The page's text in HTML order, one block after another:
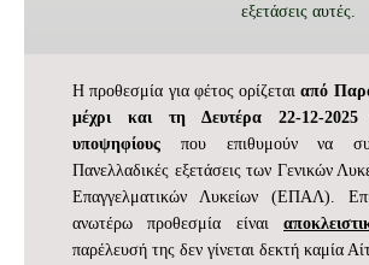
εξετάσεις αυτές.
Η προθεσμία για φέτος ορίζεταιαπό
μέχρι και τη Δευτέρα 22-12-
υποψηφίους που επιθυμούν να
Πανελλαδικές εξετάσεις των Γενικών
Επαγγελματικών Λυκείων (ΕΠΑΛ).
ανωτέρω προθεσμία είναι
παρέλευσή της δεν γίνεται δεκτή καμία